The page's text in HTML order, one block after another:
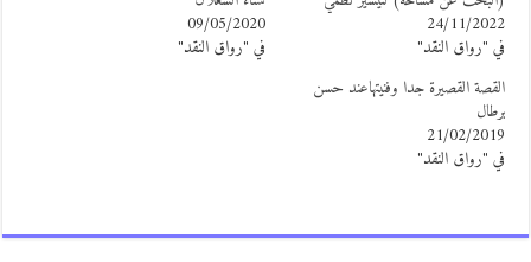
24/11/
"رواق النقد"
09/05/2020
في "رواق النقد"
القصيرة جدا وفنيتهاعند حسن
21/02/
"رواق النقد"